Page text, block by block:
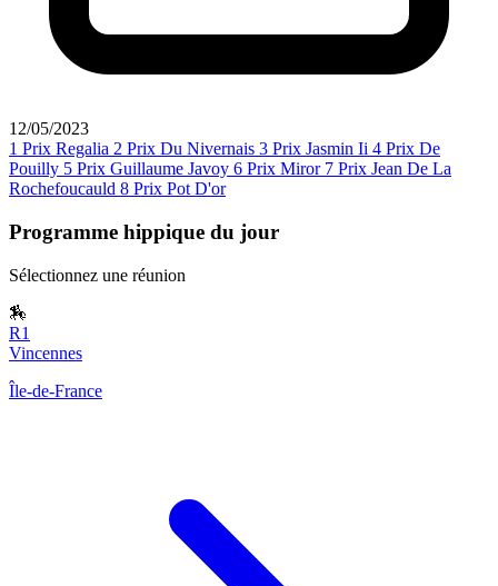
12/05/2023
1 Prix Regalia 2 Prix Du Nivernais 3 Prix Jasmin Ii 4 Prix De
Pouilly 5 Prix Guillaume Javoy 6 Prix Miror 7 Prix Jean De La
Rochefoucauld 8 Prix Pot D'or
Programme hippique du jour
Sélectionnez une réunion
🏇
R1
Vincennes
Île-de-France